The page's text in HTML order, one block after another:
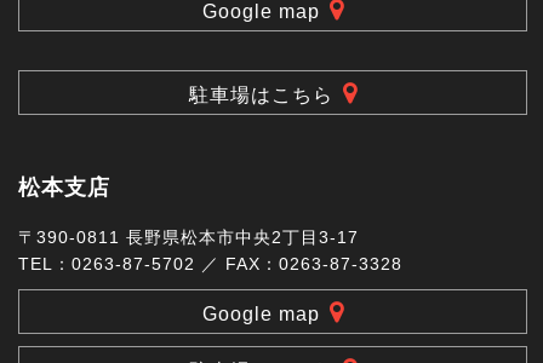
Google map
駐車場はこちら
松本支店
〒390-0811 長野県松本市中央2丁目3-17
TEL：0263-87-5702 ／ FAX：0263-87-3328
Google map